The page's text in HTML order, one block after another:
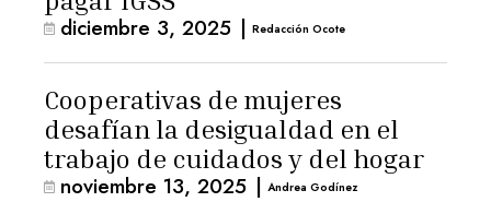
diciembre 3, 2025 | Redacción Ocote
Cooperativas de mujeres
desafían la desigualdad en el
trabajo de cuidados y del hogar
noviembre 13, 2025 | Andrea Godínez